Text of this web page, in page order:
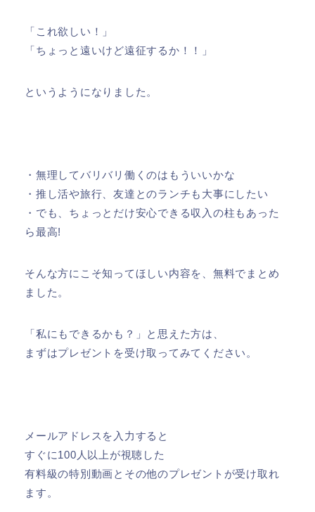
「これ欲しい！」
「ちょっと遠いけど遠征するか！！」
というようになりました。
・無理してバリバリ働くのはもういいかな
・推し活や旅行、友達とのランチも大事にしたい
・でも、ちょっとだけ安心できる収入の柱もあった
ら最高!
そんな方にこそ知ってほしい内容を、無料でまとめ
ました。
「私にもできるかも？」と思えた方は、
まずはプレゼントを受け取ってみてください。
メールアドレスを入力すると
すぐに100人以上が視聴した
有料級の特別動画とその他のプレゼントが受け取れ
ます。